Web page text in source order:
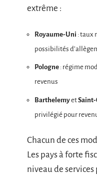
extrême :
Royaume-Uni : taux
possibilités
Pologne : régime
revenus
Barthelemyet
privilégié pour
Chacun de ces
Les pays à forte
niveau de